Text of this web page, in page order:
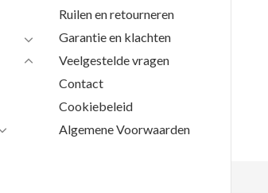
Ruilen en retourneren
Garantie en klachten
Veelgestelde vragen
Contact
Cookiebeleid
Algemene Voorwaarden